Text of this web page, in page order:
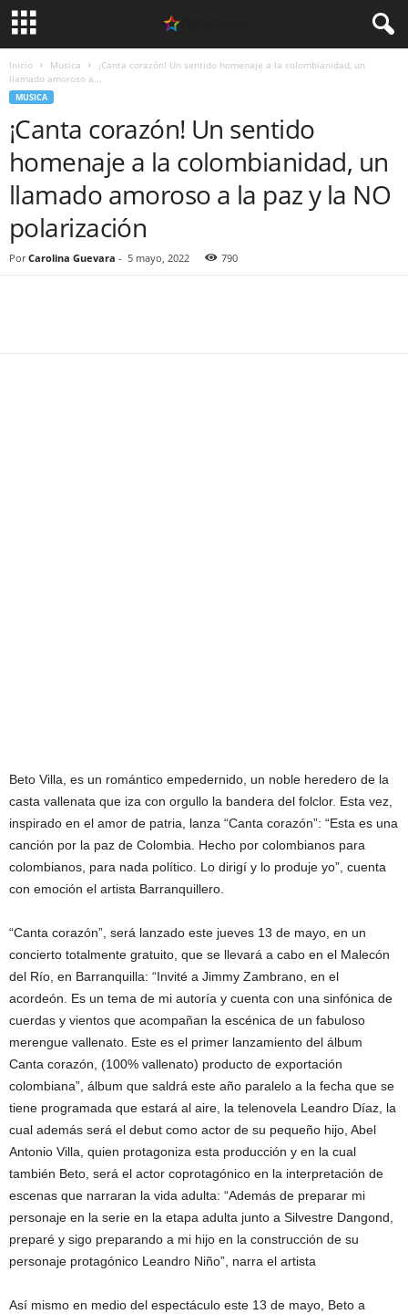
Inicio Musica
¡Canta corazón! Un sentido homenaje a la colombianidad, un
llamado amoroso a...
MUSICA
¡Canta corazón! Un sentido
homenaje a la colombianidad, un
llamado amoroso a la paz y la NO
polarización
Por Carolina Guevara - 5 mayo, 2022 790
Beto Villa, es un romántico empedernido, un noble heredero de la
casta vallenata que iza con orgullo la bandera del folclor. Esta vez,
inspirado en el amor de patria, lanza “Canta corazón”: “Esta es una
canción por la paz de Colombia. Hecho por colombianos para
colombianos, para nada político. Lo dirigí y lo produje yo”, cuenta
con emoción el artista Barranquillero.
“Canta corazón”, será lanzado este jueves 13 de mayo, en un
concierto totalmente gratuito, que se llevará a cabo en el Malecón
del Río, en Barranquilla: “Invité a Jimmy Zambrano, en el
acordeón. Es un tema de mi autoría y cuenta con una sinfónica de
cuerdas y vientos que acompañan la escénica de un fabuloso
merengue vallenato. Este es el primer lanzamiento del álbum
Canta corazón, (100% vallenato) producto de exportación
colombiana”, álbum que saldrá este año paralelo a la fecha que se
tiene programada que estará al aire, la telenovela Leandro Díaz, la
cual además será el debut como actor de su pequeño hijo, Abel
Antonio Villa, quien protagoniza esta producción y en la cual
también Beto, será el actor coprotagónico en la interpretación de
escenas que narraran la vida adulta: “Además de preparar mi
personaje en la serie en la etapa adulta junto a Silvestre Dangond,
preparé y sigo preparando a mi hijo en la construcción de su
personaje protagónico Leandro Niño”, narra el artista
Así mismo en medio del espectáculo este 13 de mayo, Beto a